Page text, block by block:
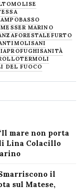
MARINO
FORESTALE FURTO
MOLISANI
PROFUGHISANITÀ
TERMOLI
DEL FUOCO
mare non porta
Lina Colacillo
il
sul Matese,